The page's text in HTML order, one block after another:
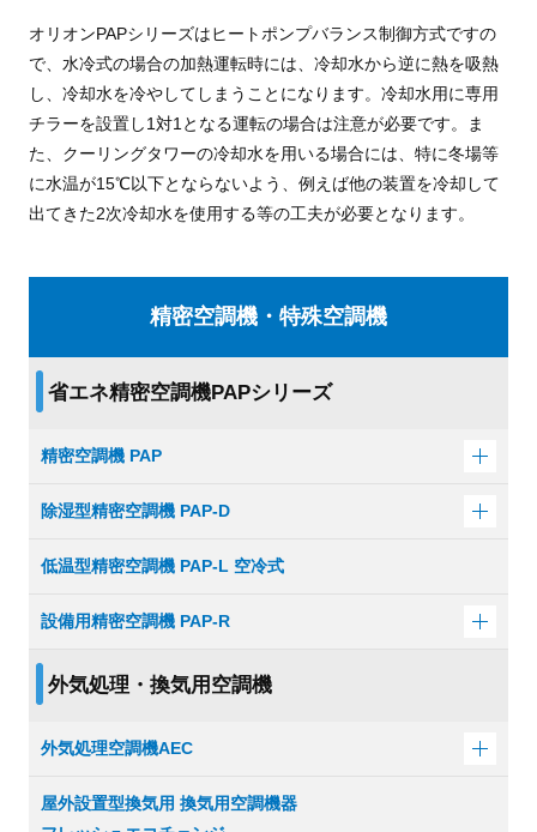
オリオンPAPシリーズはヒートポンプバランス制御方式ですの
で、水冷式の場合の加熱運転時には、冷却水から逆に熱を吸熱
し、冷却水を冷やしてしまうことになります。冷却水用に専用
チラーを設置し1対1となる運転の場合は注意が必要です。ま
た、クーリングタワーの冷却水を用いる場合には、特に冬場等
に水温が15℃以下とならないよう、例えば他の装置を冷却して
出てきた2次冷却水を使用する等の工夫が必要となります。
精密空調機・特殊空調機
省エネ精密空調機PAPシリーズ
精密空調機 PAP
除湿型精密空調機 PAP-D
低温型精密空調機 PAP-L 空冷式
設備用精密空調機 PAP-R
外気処理・換気用空調機
外気処理空調機AEC
屋外設置型換気用 換気用空調機器